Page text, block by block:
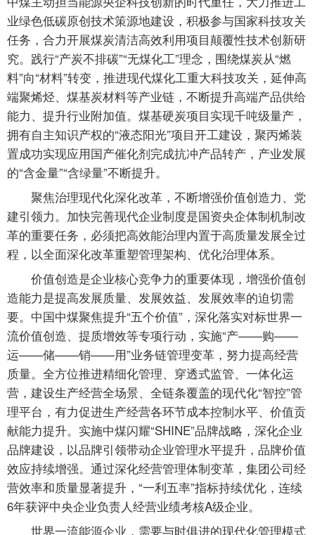
业绿色低碳原创技术策源地建设，积极参与国家科技攻关
任务，合力开展煤炭清洁高效利用项目颠覆性技术创新研
究。践行“产炭不排碳”“无煤化工”理念，围绕煤炭从“燃
料”向“材料”转变，推进现代煤化工重大科技攻关，延伸高
端聚烯烃、煤基炭材料等产业链，不断提升高端产品供给
能力、提升行业附加值。煤基硬炭项目实现千吨级量产，
拥有自主知识产权的“液态阳光”项目开工建设，聚丙烯装
置成功实现应用国产催化剂完成抗冲产品转产，产业发展
的“含金量”“含绿量”不断提升。
聚焦治理现代化深化改革，不断增强价值创造力、党
建引领力。加快完善现代企业制度是国资央企体制机制改
革的重要任务，必须把高效能治理内置于高质量发展全过
程，以全面深化改革重塑管理架构、优化治理体系。
价值创造是企业核心竞争力的重要体现，增强价值创
造能力是提高发展质量、发展效益、发展效率的迫切需
要。中国中煤聚焦提升“五个价值”，深化落实对标世界一
流价值创造、提质增效等专项行动，实施“产——购——
运——储——销——用”业务链管理变革，努力提高经营
质量。全方位推进精细化管理、穿透式监管、一体化运
营，建设生产经营全场景、全链条覆盖的现代化“智控”管
理平台，有力促进生产经营各环节成本控制水平、价值贡
献能力提升。实施中煤闪耀“SHINE”品牌战略，深化企业
品牌建设，以品牌引领带动企业管理水平提升，品牌价值
效应持续增强。通过深化经营管理体制变革，集团公司经
营效率和质量显著提升，“一利五率”指标持续优化，连续
6年获评中央企业负责人经营业绩考核A级企业。
世界一流能源企业，需要与时俱进的现代化管理模式